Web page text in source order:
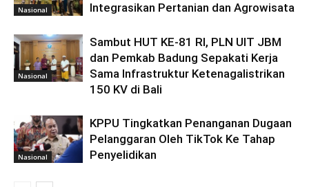
Nasional
Integrasikan Pertanian dan Agrowisata
Nasional
Sambut HUT KE-81 RI, PLN UIT JBM
dan Pemkab Badung Sepakati Kerja
Sama Infrastruktur Ketenagalistrikan
150 KV di Bali
Nasional
KPPU Tingkatkan Penanganan Dugaan
Pelanggaran Oleh TikTok Ke Tahap
Penyelidikan